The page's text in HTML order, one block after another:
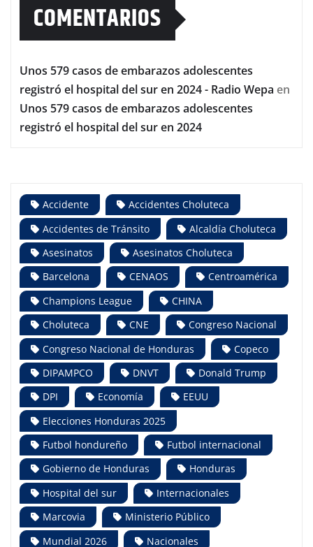
COMENTARIOS
Unos 579 casos de embarazos adolescentes
registró el hospital del sur en 2024 - Radio Wepa en
Unos 579 casos de embarazos adolescentes
registró el hospital del sur en 2024
Accidente
Accidentes Choluteca
Accidentes de Tránsito
Alcaldía Choluteca
Asesinatos
Asesinatos Choluteca
Barcelona
CENAOS
Centroamérica
Champions League
CHINA
Choluteca
CNE
Congreso Nacional
Congreso Nacional de Honduras
Copeco
DIPAMPCO
DNVT
Donald Trump
DPI
Economía
EEUU
Elecciones Honduras 2025
Futbol hondureño
Futbol internacional
Gobierno de Honduras
Honduras
Hospital del sur
Internacionales
Marcovia
Ministerio Público
Mundial 2026
Nacionales